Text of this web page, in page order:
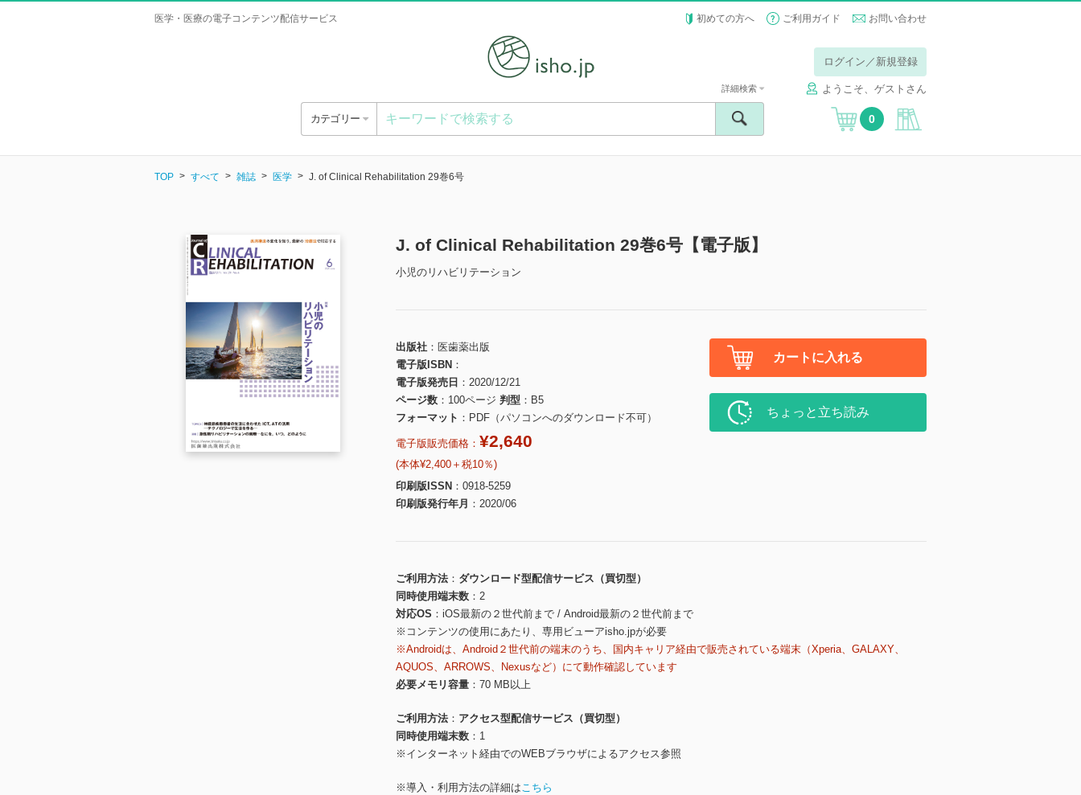
医学・医療の電子コンテンツ配信サービス 初めての方へ ご利用ガイド お問い合わせ
ログイン／新規登録
ようこそ、ゲストさん
カテゴリー
詳細検索
0
TOP すべて 雑誌 医学 J. of Clinical Rehabilitation 29巻6号
J. of Clinical Rehabilitation 29巻6号【電子版】
小児のリハビリテーション
出版社
医歯薬出版
電子版ISBN
電子版発売日
2020/12/21
ページ数
100ページ 判型
B5
フォーマット
PDF（パソコンへのダウンロード不可）
電子版販売価格： ¥2,640
(本体¥2,400＋税10％)
印刷版ISSN
0918-5259
印刷版発行年月
2020/06
カートに入れる
ちょっと立ち読み
ご利用方法
ダウンロード型配信サービス（買切型）
同時使用端末数
2
対応OS
iOS最新の２世代前まで / Android最新の２世代前まで
※コンテンツの使用にあたり、専用ビューアisho.jpが必要
※Androidは、Android２世代前の端末のうち、国内キャリア経由で販売されている端末（Xperia、GALAXY、
AQUOS、ARROWS、Nexusなど）にて動作確認しています
必要メモリ容量
70 MB以上
ご利用方法
アクセス型配信サービス（買切型）
同時使用端末数
1
※インターネット経由でのWEBブラウザによるアクセス参照
※導入・利用方法の詳細はこちら